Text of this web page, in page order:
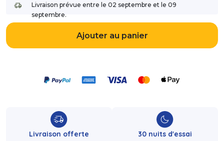
Livraison prévue entre le 02 septembre et le 09
septembre.
Ajouter au panier
Livraison offerte 30 nuits d'essai